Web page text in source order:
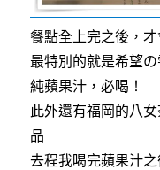
餐點全上完之後，
最特別的就是希望
純蘋果汁，必喝！
此外還有福岡的八
品
去程我喝完蘋果汁